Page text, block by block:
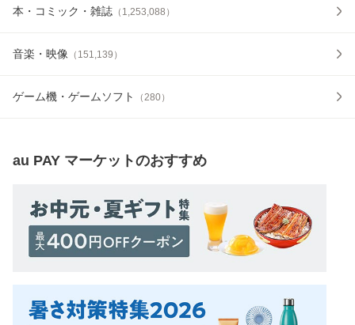
本・コミック・雑誌 （ 1,253,088 ）
音楽・映像 （ 151,139 ）
ゲーム機・ゲームソフト （280）
au PAY マーケットのおすすめ